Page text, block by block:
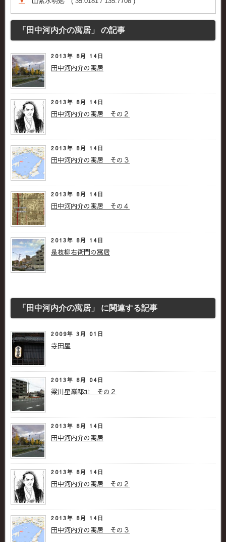
「田中河内介の寓居」 の記事
2013年 8月 14日
田中河内介の寓居
2013年 8月 14日
田中河内介の寓居 その２
2013年 8月 14日
田中河内介の寓居 その３
2013年 8月 14日
田中河内介の寓居 その４
2013年 8月 14日
是枝柳右衛門の寓居
「田中河内介の寓居」 に関連する記事
2009年 3月 01日
寺田屋
2013年 8月 04日
梁川星巌邸址 その２
2013年 8月 14日
田中河内介の寓居
2013年 8月 14日
田中河内介の寓居 その２
2013年 8月 14日
田中河内介の寓居 その３